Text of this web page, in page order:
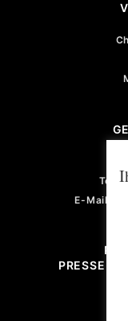
E-Mail:
PRESSE-